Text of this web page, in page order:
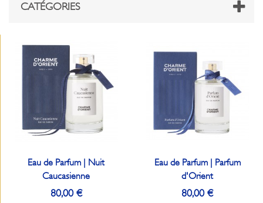
CATÉGORIES
Eau de Parfum | Nuit
Caucasienne
80,00 €
Eau de Parfum | Parfum
d'Orient
80,00 €